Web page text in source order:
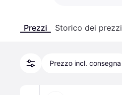
Prezzi Storico dei prezzi
Prezzo incl. consegna